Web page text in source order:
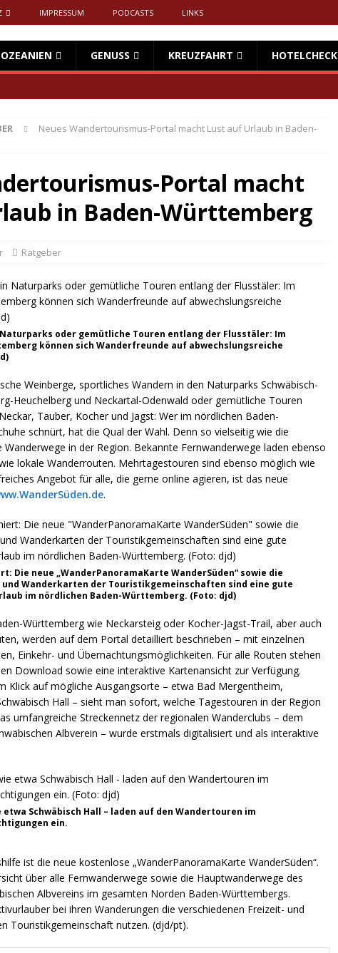
IMPRESSUM PODCASTS LINKS
OZEANIEN GENUSS KREUZFAHRT HOTELCHECK
Neues Wandertourismus-Portal macht Lust auf Urlaub in Baden-
Portal macht
in Baden-Württemberg
Ratgeber
oder gemütliche Touren entlang der Flusstäler: Im
können sich Wanderfreunde auf abwechslungsreiche
Weinberge, sportliches Wandern in den Naturparks Schwäbisch-
Heuchelberg und Neckartal-Odenwald oder gemütliche Touren
Tauber, Kocher und Jagst: Wer im nördlichen Baden-
schnürt, hat die Qual der Wahl. Denn so vielseitig wie die
in der Region. Bekannte Fernwanderwege laden ebenso
lokale Wanderrouten. Mehrtagestouren sind ebenso möglich wie
Angebot für alle, die gerne online agieren, ist das neue
.
Die neue „WanderPanoramaKarte WanderSüden“ sowie die
Wanderkarten der Touristikgemeinschaften sind eine gute
im nördlichen Baden-Württemberg. (Foto: djd)
Württemberg wie Neckarsteig oder Kocher-Jagst-Trail, aber auch
werden auf dem Portal detailliert beschrieben – mit einzelnen
Einkehr- und Übernachtungsmöglichkeiten. Für alle Routen stehen
Download sowie eine interaktive Kartenansicht zur Verfügung.
Klick auf mögliche Ausgangsorte – etwa Bad Mergentheim,
Hall – sieht man sofort, welche Tagestouren in der Region
umfangreiche Streckennetz der regionalen Wanderclubs – dem
Albverein – wurde erstmals digitalisiert und als interaktive
Schwäbisch Hall – laden auf den Wandertouren im
ein.
ist die neue kostenlose „WanderPanoramaKarte WanderSüden“.
über alle Fernwanderwege sowie die Hauptwanderwege des
Albvereins im gesamten Norden Baden-Württembergs.
bei ihren Wanderungen die verschiedenen Freizeit- und
Touristikgemeinschaft nutzen. (djd/pt).